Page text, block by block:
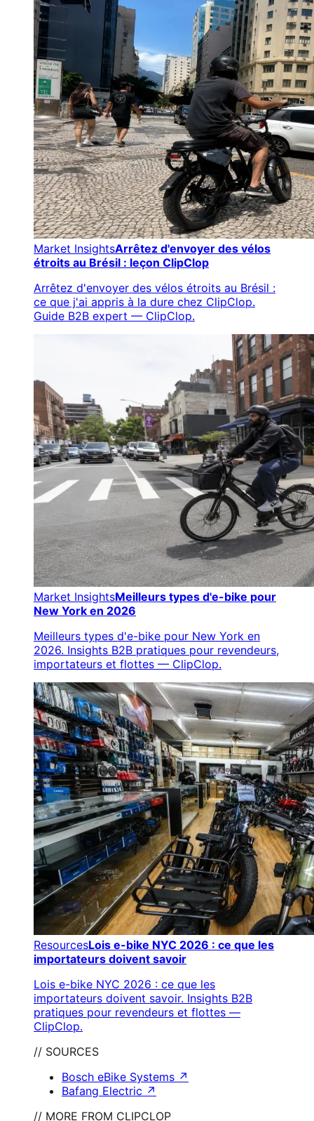
Market InsightsArrêtez d'envoyer des vélos
étroits au Brésil : leçon ClipClop
Arrêtez d'envoyer des vélos étroits au Brésil :
ce que j'ai appris à la dure chez ClipClop.
Guide B2B expert — ClipClop.
Market InsightsMeilleurs types d'e-bike pour
New York en 2026
Meilleurs types d'e-bike pour New York en
2026. Insights B2B pratiques pour revendeurs,
importateurs et flottes — ClipClop.
ResourcesLois e-bike NYC 2026 : ce que les
importateurs doivent savoir
Lois e-bike NYC 2026 : ce que les
importateurs doivent savoir. Insights B2B
pratiques pour revendeurs et flottes —
ClipClop.
// SOURCES
Bosch eBike Systems ↗
Bafang Electric ↗
// MORE FROM CLIPCLOP